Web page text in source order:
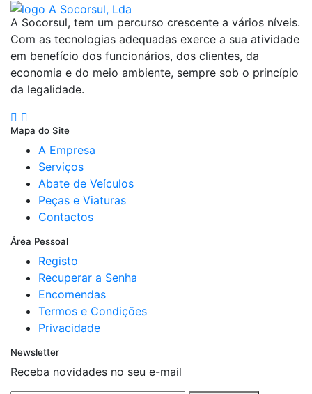
A Socorsul, tem um percurso crescente a vários níveis.
Com as tecnologias adequadas exerce a sua atividade
em benefício dos funcionários, dos clientes, da
economia e do meio ambiente, sempre sob o princípio
da legalidade.
Mapa do Site
A Empresa
Serviços
Abate de Veículos
Peças e Viaturas
Contactos
Área Pessoal
Registo
Recuperar a Senha
Encomendas
Termos e Condições
Privacidade
Newsletter
Receba novidades no seu e-mail